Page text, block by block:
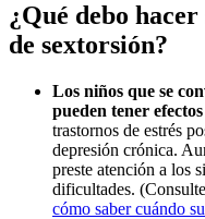
¿Qué debo
de sextorsión?
Los niños que se
pueden tener
trastornos de estrés
depresión crónica.
preste atención a los
dificultades.
cómo saber cuándo